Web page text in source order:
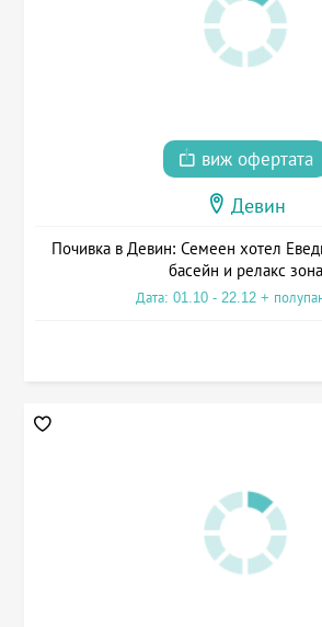
виж офертата
Девин
Почивка в Девин: Семеен хотел
басейн и релакс зона
Дата: 01.10 - 22.12 +